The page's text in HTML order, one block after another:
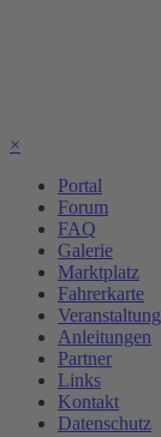
×
Portal
Forum
FAQ
Galerie
Marktplatz
Fahrerkarte
Anleitungen
Partner
Links
Kontakt
Datenschutz